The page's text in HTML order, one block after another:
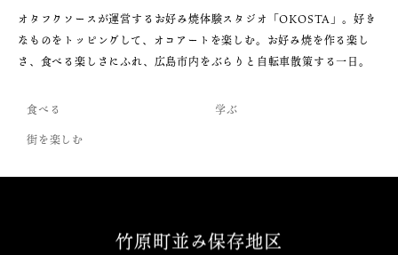
オタフクソースが運営するお好み焼体験スタジオ「OKOSTA」。好き
なものをトッピングして、オコアートを楽しむ。お好み焼を作る楽し
さ、食べる楽しさにふれ、広島市内をぶらりと自転車散策する一日。
食べる
学ぶ
街を楽しむ
竹原町並み保存地区